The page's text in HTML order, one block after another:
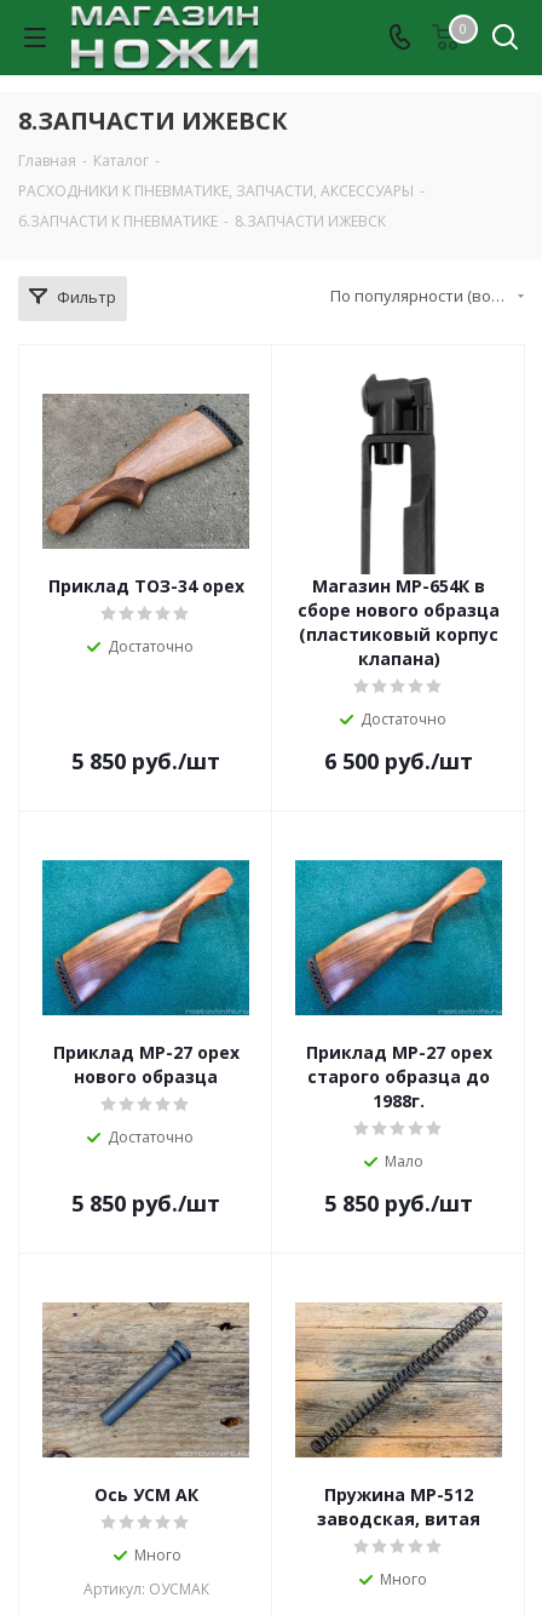
0
8.ЗАПЧАСТИ ИЖЕВСК
Главная - Каталог -
РАСХОДНИКИ К ПНЕВМАТИКЕ, ЗАПЧАСТИ, АКСЕССУАРЫ -
6.ЗАПЧАСТИ К ПНЕВМАТИКЕ - 8.ЗАПЧАСТИ ИЖЕВСК
Фильтр По популярности (возрастание)
Приклад ТОЗ-34 орех
Достаточно
5 850 руб./шт
Магазин МР-654К в
сборе нового образца
(пластиковый корпус
клапана)
Достаточно
6 500 руб./шт
Приклад МР-27 орех
нового образца
Достаточно
5 850 руб./шт
Приклад МР-27 орех
старого образца до
1988г.
Мало
5 850 руб./шт
Ось УСМ АК
Много
Артикул: ОУСМАК
Пружина МР-512
заводская, витая
Много